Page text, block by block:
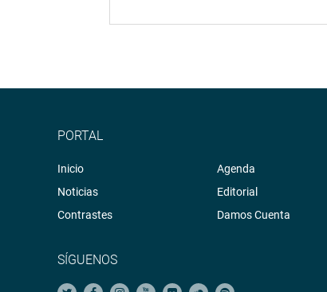
PORTAL
Inicio
Noticias
Contrastes
Agenda
Editorial
Damos Cuenta
SÍGUENOS